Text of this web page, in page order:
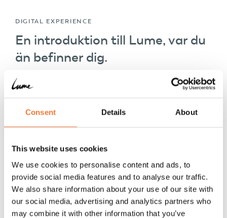
Consent Details About
This website uses cookies
We use cookies to personalise content and ads, to
provide social media features and to analyse our traffic.
We also share information about your use of our site with
our social media, advertising and analytics partners who
may combine it with other information that you’ve
DIGITAL EXPERIENCE
En introduktion till Lume, var du
än befinner dig.
Är du nyfiken på Lume men har inte möjlighet att
komma till Holten? Med vår Digital Experience tar vi
Lumes värld till dig. Det här är ingen
centrum.
En personlig presentation
Skräddarsydd live-genomgång
Direkta svar på alla dina frågor